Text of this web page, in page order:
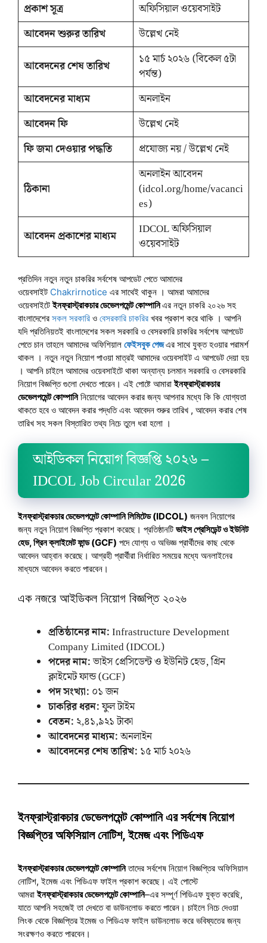
প্রকাশ সূত্র
অফিসিয়াল ওয়েবসাইট
আবেদন শুরুর তারিখ
উল্লেখ নেই
আবেদনের শেষ তারিখ
১৫ মার্চ ২০২৬ (বিকেল ৫টা
পর্যন্ত)
আবেদনের মাধ্যম
অনলাইন
আবেদন ফি
উল্লেখ নেই
ফি জমা দেওয়ার পদ্ধতি
প্রযোজ্য নয় / উল্লেখ নেই
ঠিকানা
অনলাইন আবেদন
(idcol.org/home/vacanci
es)
আবেদন প্রকাশের মাধ্যম
IDCOL অফিসিয়াল
ওয়েবসাইট
প্রতিদিন নতুন নতুন চাকরির সর্বশেষ আপডেট পেতে আমাদের
ওয়েবসাইট Chakrirnotice এর সাথেই থাকুন । আমরা আমাদের
ওয়েবসাইটেইনফ্রাস্ট্রাকচার ডেভেলপমেন্ট কোম্পানিএর নতুন চাকরি ২০২৬ সহ
বাংলাদেশের সকল সরকারি ও বেসরকারি চাকরির খবর প্রকাশ করে থাকি । আপনি
যদি প্রতিনিয়তই বাংলাদেশের সকল সরকারি ও বেসরকারি চাকরির সর্বশেষ আপডেট
পেতে চান তাহলে আমাদের অফিশিয়াল ফেইসবুক পেজএর সাথে যুক্ত হওয়ার পরামর্শ
থাকল । নতুন নতুন নিয়োগ পাওয়া মাত্রই আমাদের ওয়েবসাইট এ আপডেট দেয়া হয়
। আপনি চাইলে আমাদের ওয়েবসাইটে থাকা অন্যান্য চলমান সরকারি ও বেসরকারি
নিয়োগ বিজ্ঞপ্তি গুলো দেখতে পারেন। এই পোষ্টে আমারাইনফ্রাস্ট্রাকচার
ডেভেলপমেন্ট কোম্পানিনিয়োগের আবেদন করার জন্য আপনার মধ্যে কি কি যোগ্যতা
থাকতে হবে ও আবেদন করার পদ্ধতি এবং আবেদন শুরুর তারিখ , আবেদন করার শেষ
তারিখ সহ সকল বিস্তারিত তথ্য নিচে তুলে ধরা হলো ।
আইডিকল নিয়োগ বিজ্ঞপ্তি ২০২৬ –
IDCOL Job Circular 2026
ইনফ্রাস্ট্রাকচার ডেভেলপমেন্ট কোম্পানি লিমিটেড (IDCOL) জনবল নিয়োগের
জন্য নতুন নিয়োগ বিজ্ঞপ্তি প্রকাশ করেছে। প্রতিষ্ঠানটি ভাইস প্রেসিডেন্ট ও ইউনিট
হেড, গ্রিন ক্লাইমেট ফান্ড (GCF) পদে যোগ্য ও অভিজ্ঞ প্রার্থীদের কাছ থেকে
আবেদন আহ্বান করেছে। আগ্রহী প্রার্থীরা নির্ধারিত সময়ের মধ্যে অনলাইনের
মাধ্যমে আবেদন করতে পারবেন।
এক নজরে আইডিকল নিয়োগ বিজ্ঞপ্তি ২০২৬
প্রতিষ্ঠানের নাম:Infrastructure Development
Company Limited (IDCOL)
পদের নাম:ভাইস প্রেসিডেন্ট ও ইউনিট হেড, গ্রিন
ক্লাইমেট ফান্ড (GCF)
পদ সংখ্যা: ০১ জন
চাকরির ধরন:ফুল টাইম
বেতন: ২,৪১,৯২১ টাকা
আবেদনের মাধ্যম:অনলাইন
আবেদনের শেষ তারিখ: ১৫ মার্চ ২০২৬
ইনফ্রাস্ট্রাকচার ডেভেলপমেন্ট কোম্পানি এর সর্বশেষ নিয়োগ
বিজ্ঞপ্তির অফিসিয়াল নোটিশ, ইমেজ এবং পিডিএফ
ইনফ্রাস্ট্রাকচার ডেভেলপমেন্ট কোম্পানিতাদের সর্বশেষ নিয়োগ বিজ্ঞপ্তির অফিসিয়াল
নোটিশ, ইমেজ এবং পিডিএফ ফাইল প্রকাশ করেছে। এই পোস্টে
আমরাইনফ্রাস্ট্রাকচার ডেভেলপমেন্ট কোম্পানি–এর সম্পূর্ণ পিডিএফ যুক্ত করেছি,
যাতে আপনি সহজেই তা দেখতে বা ডাউনলোড করতে পারেন। চাইলে নিচে দেওয়া
লিংক থেকে বিজ্ঞপ্তির ইমেজ ও পিডিএফ ফাইল ডাউনলোড করে ভবিষ্যতের জন্য
সংরক্ষণও করতে পারবেন।